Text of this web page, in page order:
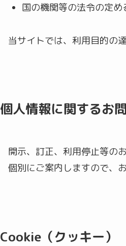
国の機関等の法令の定め
当サイトでは、利用目的の
個人情報に関するお
開示、訂正、利用停止等の
個別にご案内しますので、
Cookie（クッキー）